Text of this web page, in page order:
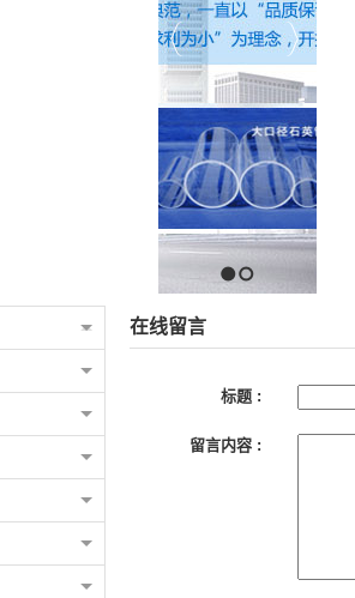
1 2
在线留言
标题 :
留言内容 :